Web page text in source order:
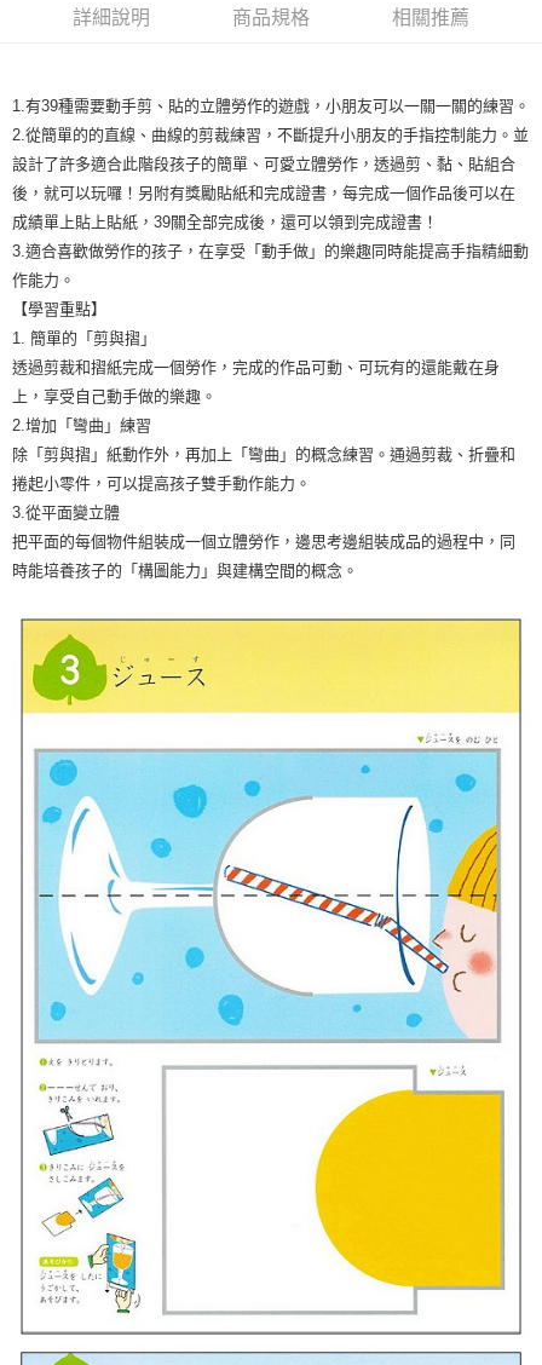
每筆NT$300，滿NT$1,500(含以上)免運費
詳細說明 商品規格 相關推薦
1.有39種需要動手剪、貼的立體勞作的遊戲，小朋友可以一關一關的練習。
2.從簡單的的直線、曲線的剪裁練習，不斷提升小朋友的手指控制能力。並
設計了許多適合此階段孩子的簡單、可愛立體勞作，透過剪、黏、貼組合
後，就可以玩囉！另附有獎勵貼紙和完成證書，每完成一個作品後可以在
成績單上貼上貼紙，39關全部完成後，還可以領到完成證書！
3.適合喜歡做勞作的孩子，在享受「動手做」的樂趣同時能提高手指精細動
作能力。
【學習重點】
1. 簡單的「剪與摺」
透過剪裁和摺紙完成一個勞作，完成的作品可動、可玩有的還能戴在身
上，享受自己動手做的樂趣。
2.增加「彎曲」練習
除「剪與摺」紙動作外，再加上「彎曲」的概念練習。通過剪裁、折疊和
捲起小零件，可以提高孩子雙手動作能力。
3.從平面變立體
把平面的每個物件組裝成一個立體勞作，邊思考邊組裝成品的過程中，同
時能培養孩子的「構圖能力」與建構空間的概念。